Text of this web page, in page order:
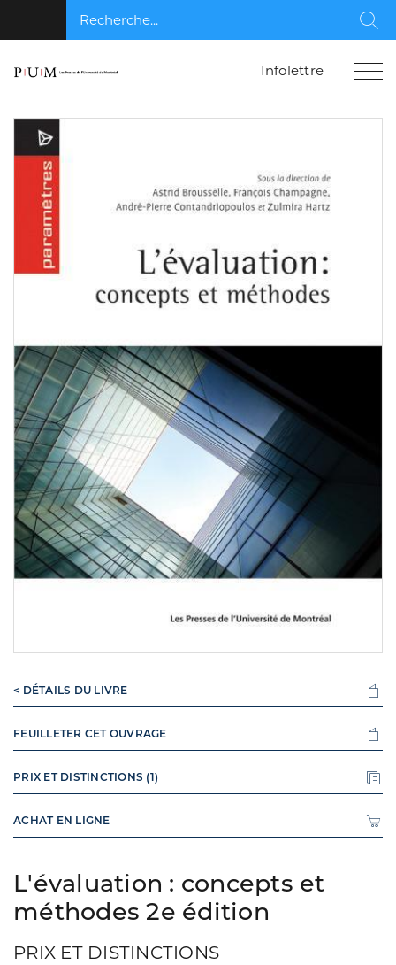
Recherche...
Infolettre
L'évaluation : concepts et
méthodes 2e édition
PRIX ET DISTINCTIONS
< DÉTAILS DU LIVRE
FEUILLETER CET OUVRAGE
PRIX ET DISTINCTIONS (1)
ACHAT EN LIGNE